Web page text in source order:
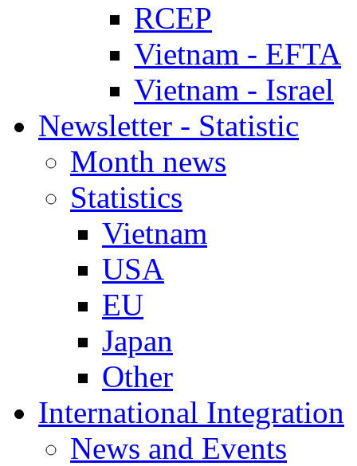
RCEP
Vietnam - EFTA
Vietnam - Israel
Newsletter - Statistic
Month news
Statistics
Vietnam
USA
EU
Japan
Other
International Integration
News and Events